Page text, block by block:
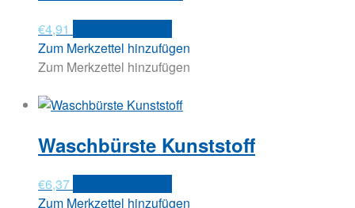
€4,91
Zum Merkzettel hinzufügen
Zum Merkzettel hinzufügen
Waschbürste Kunststoff
€6,37
Zum Merkzettel hinzufügen